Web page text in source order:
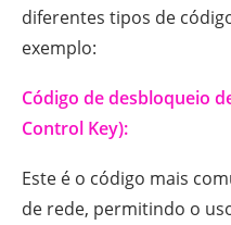
diferentes tipos de
exemplo:
Código de desbloqueio
Control Key):
Este é o código mais
de rede, permitindo o